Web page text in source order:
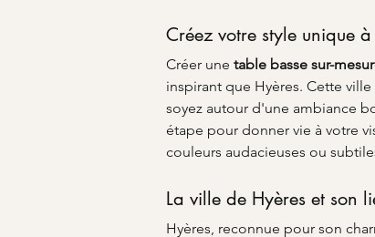
Créez votre style unique
Créer une table basse sur-
inspirant que Hyères. Cette
soyez autour d'une ambiance
étape pour donner vie à votre
couleurs audacieuses ou
La ville de Hyères et son
Hyères, reconnue pour son